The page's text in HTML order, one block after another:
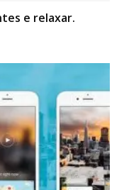
e relaxar.